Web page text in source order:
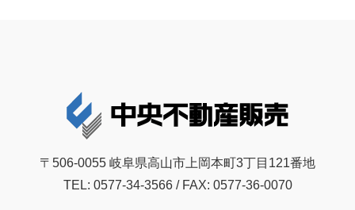
〒506-0055 岐阜県高山市上岡本町3丁目121番地
TEL: 0577-34-3566 / FAX: 0577-36-0070